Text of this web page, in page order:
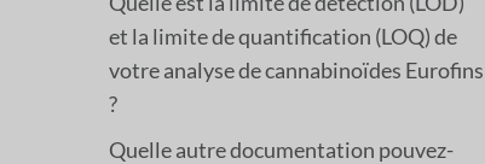
et la limite de quantification (LOQ) de
votre analyse de cannabinoïdes Eurofins
?
Quelle autre documentation pouvez-